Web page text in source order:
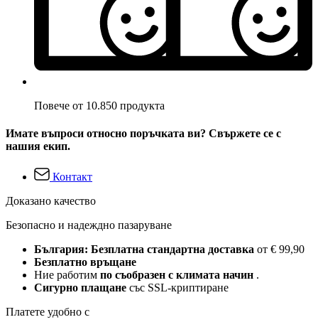
Повече от 10.850 продукта
Имате въпроси относно поръчката ви? Свържете се с
нашия екип.
Контакт
Доказано качество
Безопасно и надеждно пазаруване
България: Безплатна стандартна доставка от € 99,90
Безплатно връщане
Ние работим по съобразен с климата начин .
Сигурно плащане със SSL-криптиране
Платете удобно с